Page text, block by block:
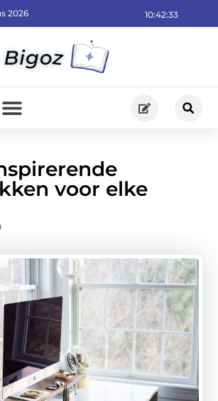
10:42:35
2026
voor elke